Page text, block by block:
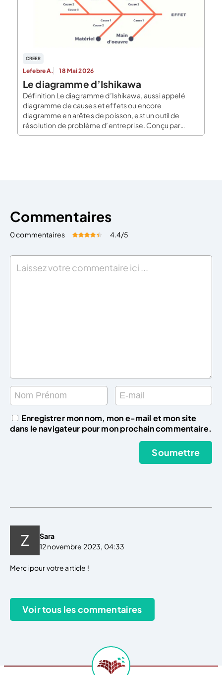
l’activité de l’entreprise. L’entreprise ne peut pas
véritablement agir sur son macro-environnement,
elle doit s’y adapter et élaborer […]
CREER
Lefebre A. 18 Mai 2026
Le diagramme d’Ishikawa
Définition Le diagramme d’Ishikawa, aussi appelé
diagramme de causes et effets ou encore
diagramme en arêtes de poisson, est un outil de
résolution de problème d’entreprise. Conçu par
Kaoru Ishikawa, ce diagramme prend la forme d’un
Commentaires
0 commentaires Évaluez cet article:
4.4/5
Enregistrer mon nom, mon e-mail et mon site
dans le navigateur pour mon prochain commentaire.
Sara
12 novembre 2023, 04:33
Merci pour votre article !